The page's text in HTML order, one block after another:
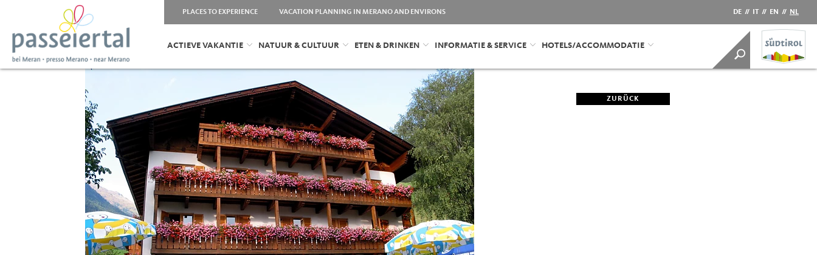
PLACES TO EXPERIENCE VACATION PLANNING IN MERANO AND ENVIRONS DE // IT // EN // NL
ACTIEVE VAKANTIE NATUUR & CULTUUR ETEN & DRINKEN INFORMATIE & SERVICE HOTELS/ACCOMMODATIE
ZURÜCK